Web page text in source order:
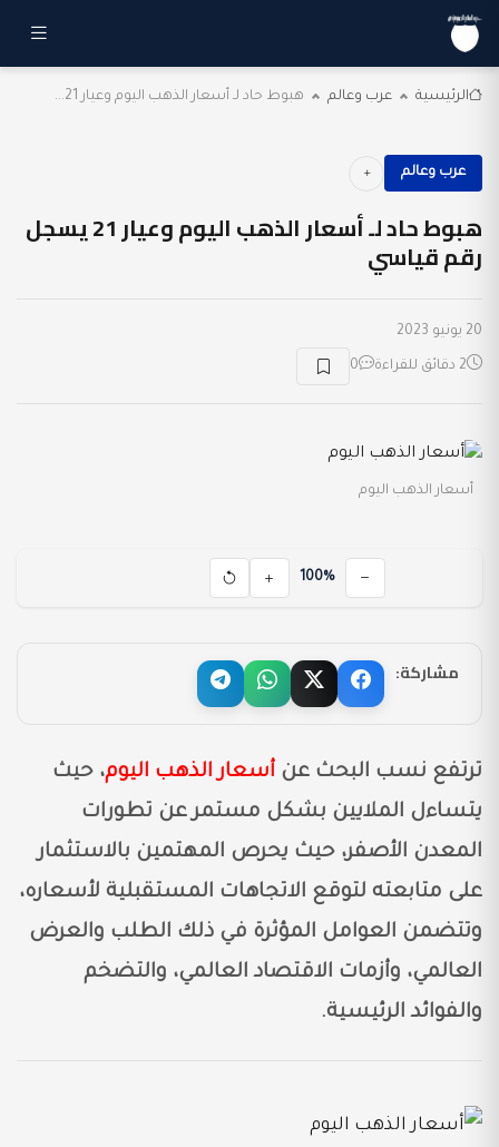
الرئيسية عرب وعالم هبوط حاد لـ أسعار الذهب اليوم وعيار 21...
عرب وعالم
هبوط حاد لـ أسعار الذهب اليوم وعيار 21 يسجل
رقم قياسي
20 يونيو 2023
2 دقائق للقراءة 0
أسعار الذهب اليوم
100%
مشاركة:
ترتفع نسب البحث عن أسعار الذهب اليوم، حيث
يتساءل الملايين بشكل مستمر عن تطورات
المعدن الأصفر، حيث يحرص المهتمين بالاستثمار
على متابعته لتوقع الاتجاهات المستقبلية لأسعاره،
وتتضمن العوامل المؤثرة في ذلك الطلب والعرض
العالمي، وأزمات الاقتصاد العالمي، والتضخم
والفوائد الرئيسية.